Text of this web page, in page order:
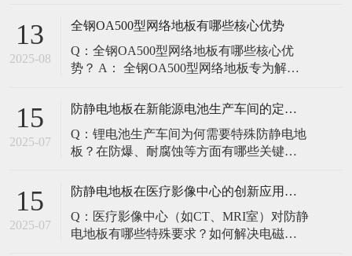
您必须计算机房规划区域内最重设备的单
点载荷（通常指服务器机柜的支脚压
力）。 轻型机房（标准服务器/网络柜）：
单点载荷通常在1960N，主流的优质复合地
13
2025-08
全钢OA500型网络地板有哪些核心优势
Q：全钢OA500型网络地板有哪些核心优
势？ A： 全钢OA500型网络地板专为解决
以下核心优势： 高强度结构：采用优质冷
轧钢板拉伸焊接成型，表面磷化后静电喷
塑，防锈耐磨，承重性能优异。 便捷布
线：配套活动线槽板设计，可轻松掀起盖
15
2025-07
防静电地板在新能源电池生产车间的定制化解决方案
Q：锂电池生产车间为何需要特殊防静电地
板？在防爆、耐腐蚀等方面有哪些关键技
环境并存的特殊场景，需要全方位防护方
境要求 • 防爆等级：Ex IIB T4（ATEX认
证） • 静电泄放速度：<0.
15
2025-07
防静电地板在医疗影像中心的创新应用方案
Q：医疗影像中心（如CT、MRI室）对防静
电地板有哪些特殊要求？如何解决电磁干